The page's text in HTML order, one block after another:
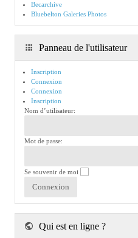
Becarchive
Bluebelton Galeries Photos
Panneau de l'utilisateur
Inscription
Connexion
Connexion
Inscription
Nom d’utilisateur:
Mot de passe:
Se souvenir de moi
Qui est en ligne ?